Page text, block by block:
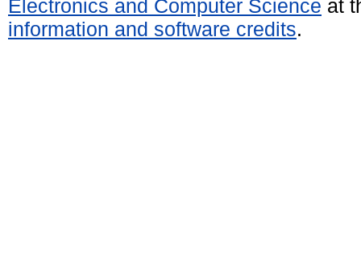
Electronics and Computer Science at
information and software credits.